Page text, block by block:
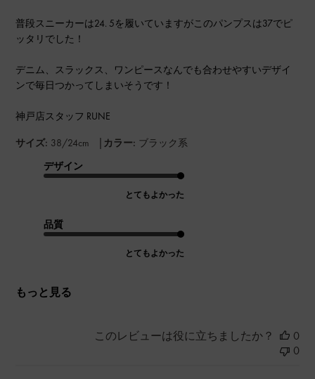
普段スニーカーは24. 5を履いていますがこのパンプスは37でピ
ッタリでした！
デニム、スラックス、ワンピースなんでも合わせやすいデザイ
ンで毎日つかってしまいそうです！
神戸店スタッフ RUNE
サイズ: 38/24cm | カラー: ブラック系
デザイン
とてもよかった
品質
とてもよかった
もっと見る
このレビューは役に立ちましたか？
0
0